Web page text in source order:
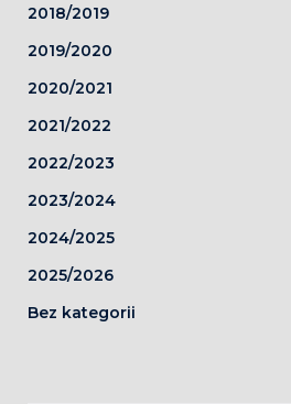
2018/2019
2019/2020
2020/2021
2021/2022
2022/2023
2023/2024
2024/2025
2025/2026
Bez kategorii